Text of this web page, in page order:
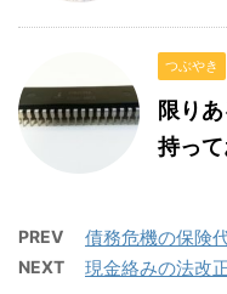
つぶやき
限り
持って
PREV 債務危機の保険
NEXT 現金絡みの法改